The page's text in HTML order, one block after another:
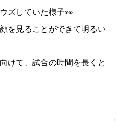
ズしていた様子👀
を見ることができて明るい
けて、試合の時間を長くと